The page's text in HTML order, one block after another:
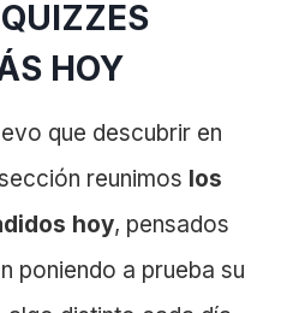
HOY
que descubrir en
reunimos los
hoy, pensados
poniendo a prueba su